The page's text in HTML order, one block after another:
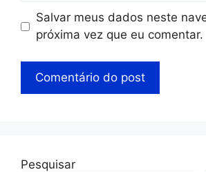
Salvar meus dados neste
próxima vez que eu comentar.
Pesquisar